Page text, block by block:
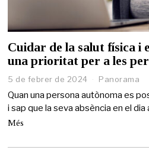
Cuidar de la salut física i
una prioritat per a les
5 de febrer de 2024 Panorama
Quan una persona autònoma es
i sap que la seva absència en el dia
Més